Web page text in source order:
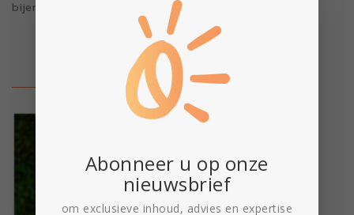
bijenkorven
Abonneer u op onze
nieuwsbrief
om exclusieve inhoud, advies en expertise